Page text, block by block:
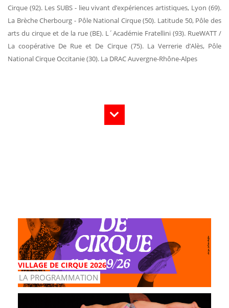
Cirque (92). Les SUBS - lieu vivant d’expériences artistiques, Lyon (69).
La Brèche Cherbourg - Pôle National Cirque (50). Latitude 50, Pôle des
arts du cirque et de la rue (BE). L´Académie Fratellini (93). RueWATT /
La coopérative De Rue et De Cirque (75). La Verrerie d’Alès, Pôle
National Cirque Occitanie (30). La DRAC Auvergne-Rhône-Alpes
VILLAGE DE CIRQUE 2026
LA PROGRAMMATION